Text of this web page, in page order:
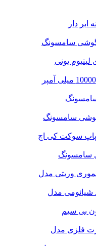
ابر دار
پاپ سوکت کی اچ
سامسونگ